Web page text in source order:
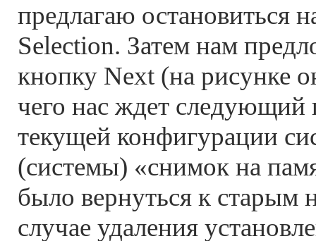
предлагаю остановиться
Selection. Затем нам
кнопку Next (на рисунке
чего нас ждет следующий
текущей конфигурации
(системы) «снимок на
было вернуться к старым
случае удаления